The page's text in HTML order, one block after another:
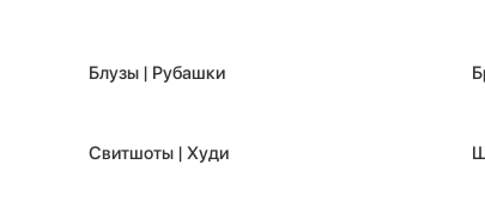
Блузы | Рубашки
Свитшоты | Худи